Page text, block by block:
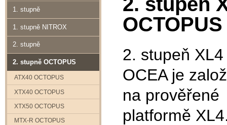
1. stupně
1. stupně NITROX
2. stupně
2. stupně OCTOPUS
ATX40 OCTOPUS
XTX40 OCTOPUS
XTX50 OCTOPUS
MTX-R OCTOPUS
OCTOPUS
2. stupeň XL4
OCEA je
na prověřené
platformě